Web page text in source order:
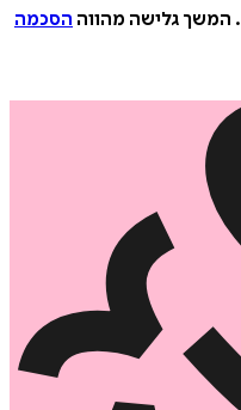
המשך גלישה מהווה הסכמה